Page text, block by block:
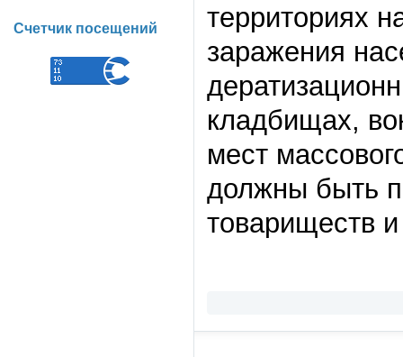
территориях
заражения
кладбищах,
мест
должны быть
товариществ
Счетчик посещений